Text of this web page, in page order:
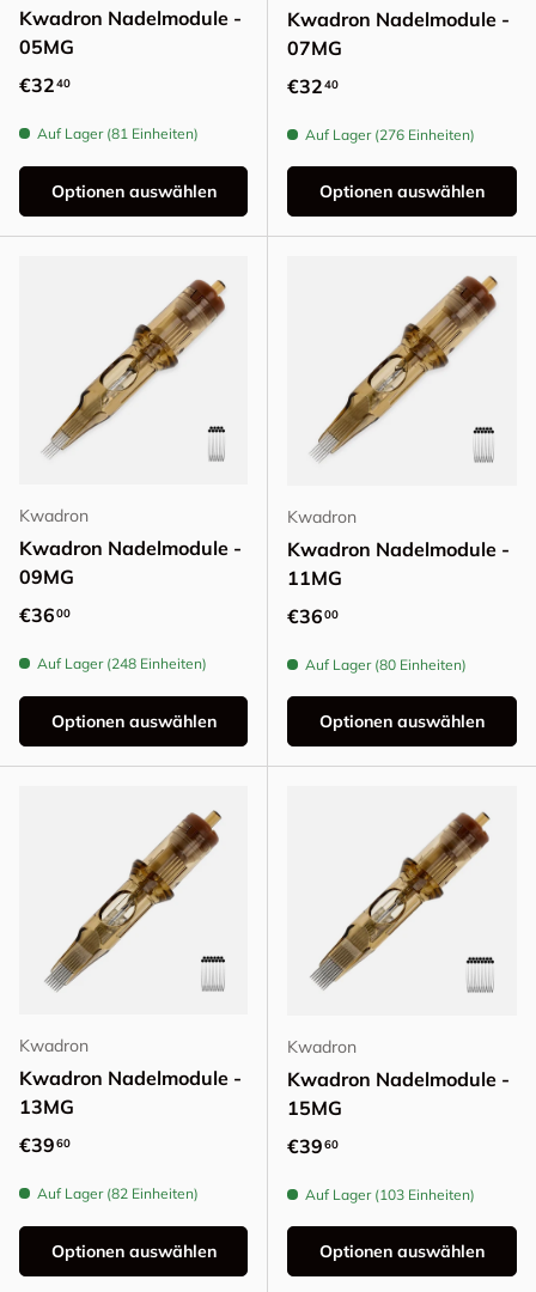
Kwadron Nadelmodule -
05MG
Normaler Preis
€3240
Auf Lager (81 Einheiten)
Optionen auswählen
Kwadron Nadelmodule -
07MG
Normaler Preis
€3240
Auf Lager (276 Einheiten)
Optionen auswählen
Kwadron
Kwadron Nadelmodule -
09MG
Normaler Preis
€3600
Auf Lager (248 Einheiten)
Optionen auswählen
Kwadron
Kwadron Nadelmodule -
11MG
Normaler Preis
€3600
Auf Lager (80 Einheiten)
Optionen auswählen
Kwadron
Kwadron Nadelmodule -
13MG
Normaler Preis
€3960
Auf Lager (82 Einheiten)
Optionen auswählen
Kwadron
Kwadron Nadelmodule -
15MG
Normaler Preis
€3960
Auf Lager (103 Einheiten)
Optionen auswählen